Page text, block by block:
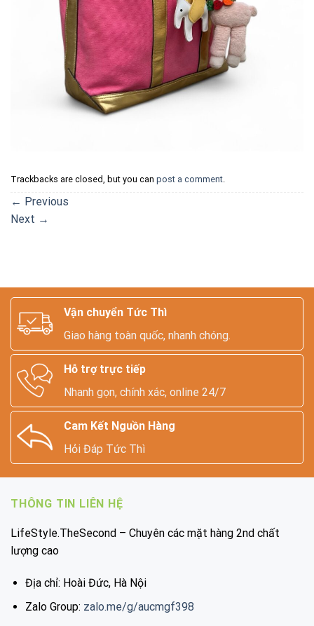
Trackbacks are closed, but you can post a comment.
← Previous
Next →
Vận chuyển Tức Thì
Giao hàng toàn quốc, nhanh chóng.
Hỗ trợ trực tiếp
Nhanh gọn, chính xác, online 24/7
Cam Kết Nguồn Hàng
Hỏi Đáp Tức Thì
THÔNG TIN LIÊN HỆ
LifeStyle.TheSecond – Chuyên các mặt hàng 2nd chất
lượng cao
Địa chỉ: Hoài Đức, Hà Nội
Zalo Group: zalo.me/g/aucmgf398